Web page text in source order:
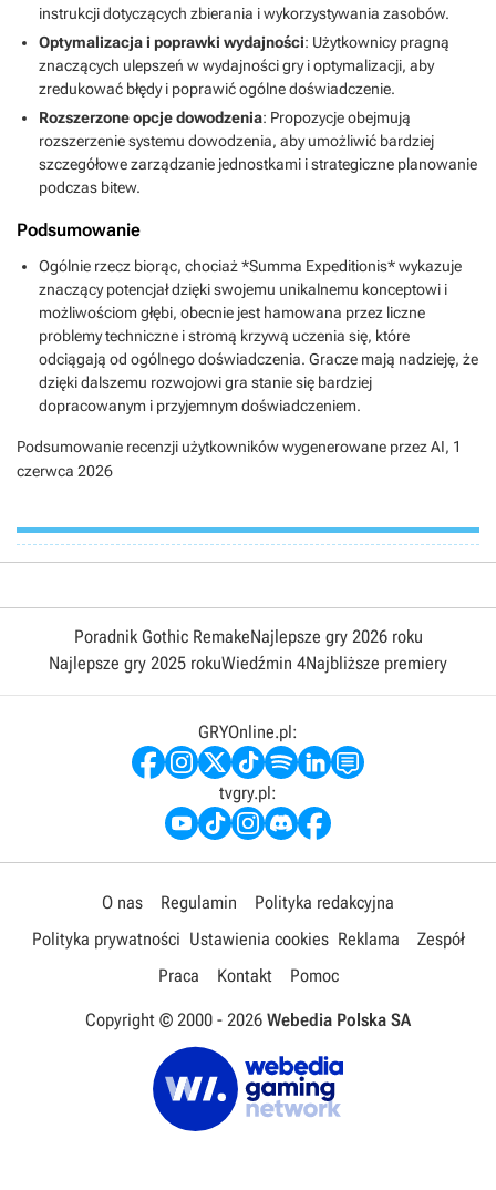
instrukcji dotyczących zbierania i wykorzystywania zasobów.
Optymalizacja i poprawki wydajności: Użytkownicy pragną
znaczących ulepszeń w wydajności gry i optymalizacji, aby
zredukować błędy i poprawić ogólne doświadczenie.
Rozszerzone opcje dowodzenia: Propozycje obejmują
rozszerzenie systemu dowodzenia, aby umożliwić bardziej
szczegółowe zarządzanie jednostkami i strategiczne planowanie
podczas bitew.
Podsumowanie
Ogólnie rzecz biorąc, chociaż *Summa Expeditionis* wykazuje
znaczący potencjał dzięki swojemu unikalnemu konceptowi i
możliwościom głębi, obecnie jest hamowana przez liczne
problemy techniczne i stromą krzywą uczenia się, które
odciągają od ogólnego doświadczenia. Gracze mają nadzieję, że
dzięki dalszemu rozwojowi gra stanie się bardziej
dopracowanym i przyjemnym doświadczeniem.
Podsumowanie recenzji użytkowników wygenerowane przez AI, 1
czerwca 2026
Poradnik Gothic RemakeNajlepsze gry 2026 roku
Najlepsze gry 2025 rokuWiedźmin 4Najbliższe premiery
GRYOnline.pl:
tvgry.pl:
O nas Regulamin
Polityka redakcyjna
Polityka prywatności Ustawienia cookies Reklama
Zespół
Praca
Kontakt Pomoc
Copyright © 2000 - 2026 Webedia Polska SA